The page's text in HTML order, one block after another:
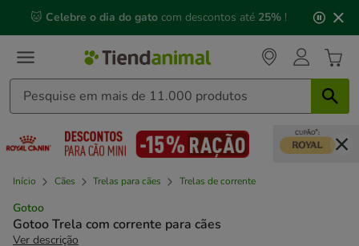
mensagem,
🐱 Celebre o dia do gato com descontos até 25% !
Início Cães Trelas para cães Trelas de corrente
Gotoo
Gotoo Trela com corrente para cães
Ver descrição